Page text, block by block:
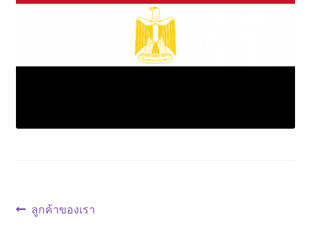
ติดต่อเรา
แนะแนว
Previous
ลูกค้าของเรา